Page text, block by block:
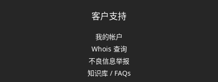
客户支持
我的帐户
Whois 查询
不良信息举报
知识库 / FAQs